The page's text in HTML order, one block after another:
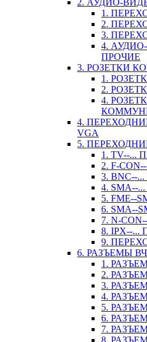
2. АУДИО-
1.
2.
3.
4.
ПРОЧИЕ
3. РОЗЕТКИ
1.
2.
4.
4.
VGA
5.
1. TV--...
2. F-
3. BNC--
4. SMA--
5. FME--
6. SMA--
7. N-
8. IPX--
9.
6. РАЗЪЕМЫ ВЧ
1.
2.
3.
4.
5.
6.
7.
8.